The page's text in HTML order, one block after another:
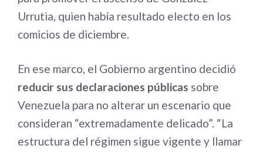
Urrutia, quien había resultado electo en los
comicios de diciembre.
En ese marco, el Gobierno argentino decidió
reducir sus declaraciones públicas sobre
Venezuela para no alterar un escenario que
consideran “extremadamente delicado”. “La
estructura del régimen sigue vigente y llamar